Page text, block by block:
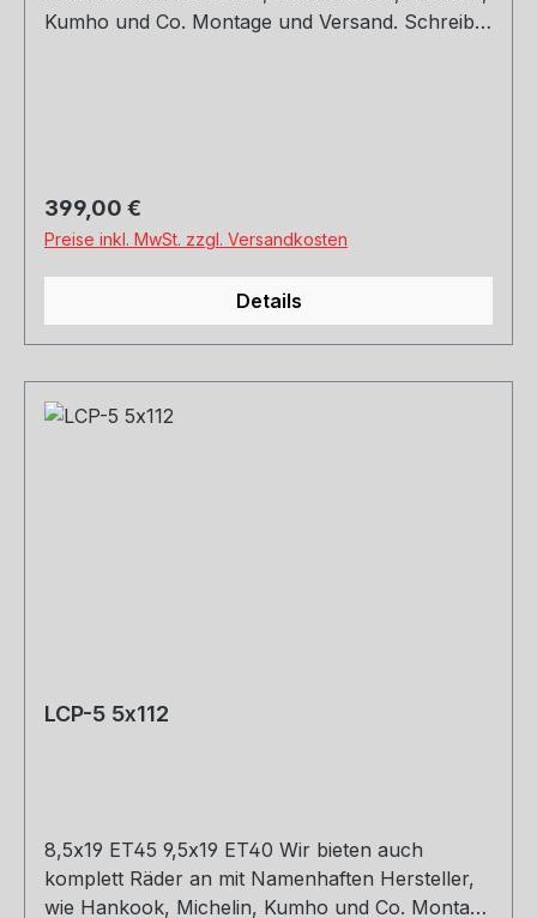
Kumho und Co. Montage und Versand. Schreibt
Regulärer Preis:
399,00 €
Preise inkl. MwSt. zzgl. Versandkosten
Details
LCP-5 5x112
8,5x19 ET45 9,5x19 ET40 Wir bieten auch
komplett Räder an mit Namenhaften Hersteller,
wie Hankook, Michelin, Kumho und Co. Montage